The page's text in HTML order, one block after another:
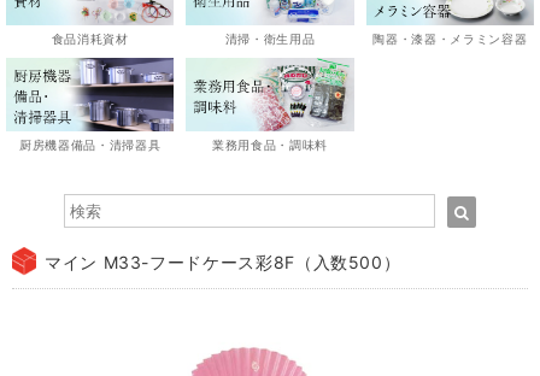
食品消耗資材 清掃・衛生用品 陶器・漆器・メラミン容器
厨房機器備品・清掃器具 業務用食品・調味料
マイン M33-フードケース彩8F（入数500）